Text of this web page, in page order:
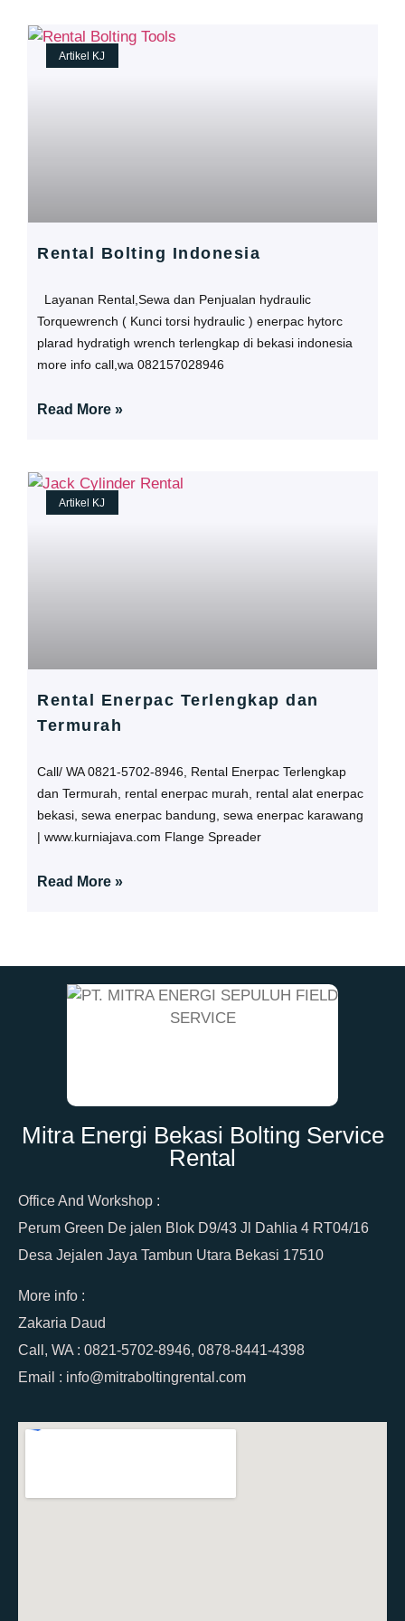
Artikel KJ
Rental Bolting Indonesia
Layanan Rental,Sewa dan Penjualan hydraulic
Torquewrench ( Kunci torsi hydraulic ) enerpac hytorc
plarad hydratigh wrench terlengkap di bekasi indonesia
more info call,wa 082157028946
Read More »
Artikel KJ
Rental Enerpac Terlengkap dan
Termurah
Call/ WA 0821-5702-8946, Rental Enerpac Terlengkap
dan Termurah, rental enerpac murah, rental alat enerpac
bekasi, sewa enerpac bandung, sewa enerpac karawang
| www.kurniajava.com Flange Spreader
Read More »
Mitra Energi Bekasi Bolting Service
Rental
Office And Workshop :
Perum Green De jalen Blok D9/43 Jl Dahlia 4 RT04/16
Desa Jejalen Jaya Tambun Utara Bekasi 17510
More info :
Zakaria Daud
Call, WA : 0821-5702-8946, 0878-8441-4398
Email : info@mitraboltingrental.com